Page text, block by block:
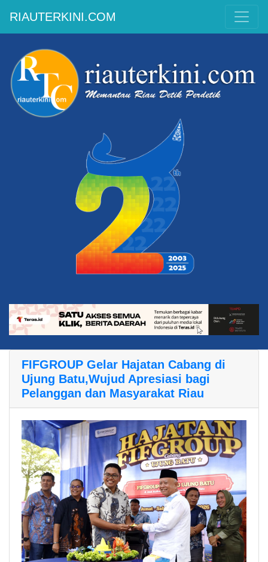
RIAUTERKINI.COM
FIFGROUP Gelar Hajatan Cabang di
Ujung Batu,Wujud Apresiasi bagi
Pelanggan dan Masyarakat Riau